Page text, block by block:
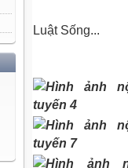
Luật Sống...